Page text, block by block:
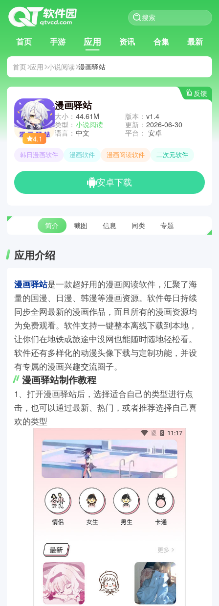
首页 手游 应用 资讯 合集 最新
首页 应用 小说阅读 漫画驿站
反馈
4.1
漫画驿站
大小： 44.61M
类型： 小说阅读
语言： 中文
版本： v1.4
更新： 2026-06-30
平台： 安卓
韩日漫画软件 漫画软件 漫画阅读软件 二次元软件
安卓下载
简介 截图 信息 同类 专题
应用介绍
漫画驿站是一款超好用的漫画阅读软件，汇聚了海
量的国漫、日漫、韩漫等漫画资源。软件每日持续
同步全网最新的漫画作品，而且所有的漫画资源均
为免费观看。软件支持一键整本离线下载到本地，
让你们在地铁或旅途中没网也能随时随地轻松看。
软件还有多样化的动漫头像下载与定制功能，并设
有专属的漫画兴趣交流圈子。
漫画驿站制作教程
1、打开漫画驿站后，选择适合自己的类型进行点
击，也可以通过最新、热门，或者推荐选择自己喜
欢的类型